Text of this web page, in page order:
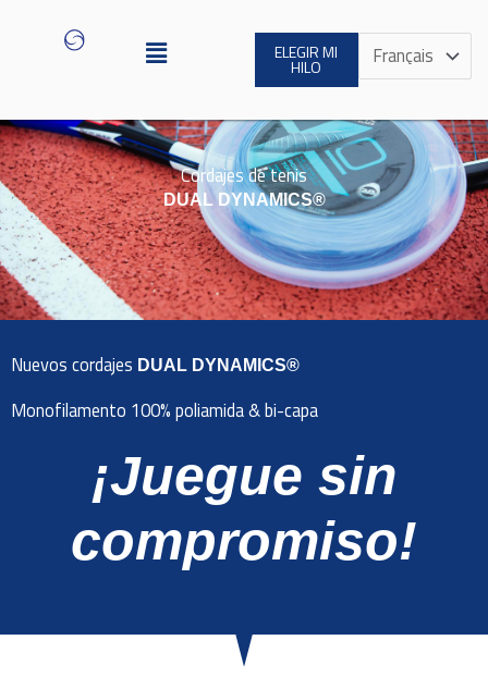
Menú ELEGIR MI
HILO
Elegir
un
idioma
Cordajes de tenis
DUAL DYNAMICS®
Nuevos cordajes DUAL DYNAMICS®
Monofilamento 100% poliamida & bi-capa
¡Juegue sin
compromiso!